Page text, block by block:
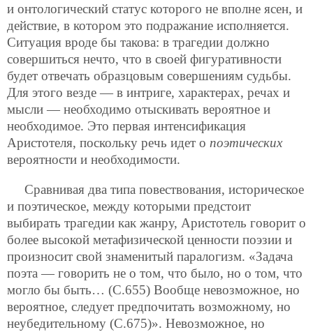
и онтологический статус которого не вполне ясен, и
действие, в котором это подражание исполняется.
Ситуация вроде бы такова: в трагедии должно
совершиться нечто, что в своей фигуративности
будет отвечать образцовым совершениям судьбы.
Для этого везде — в интриге, характерах, речах и
мысли — необходимо отыскивать вероятное и
необходимое. Это первая интенсификация
Аристотеля, поскольку речь идет о поэтических
вероятности и необходимости.
Сравнивая два типа повествования, историческое
и поэтическое, между которыми предстоит
выбирать трагедии как жанру, Аристотель говорит о
более высокой метафизической ценности поэзии и
произносит свой знаменитый паралогизм. «Задача
поэта — говорить не о том, что было, но о том, что
могло бы быть… (С.655) Вообще невозможное, но
вероятное, следует предпочитать возможному, но
неубедительному (С.675)». Невозможное, но